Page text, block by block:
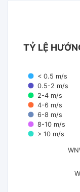
TỶ LỆ
< 0.5 m/s
0.5-2 m/s
2-4 m/s
4-6 m/s
6-8 m/s
8-10 m/s
> 10 m/s
W